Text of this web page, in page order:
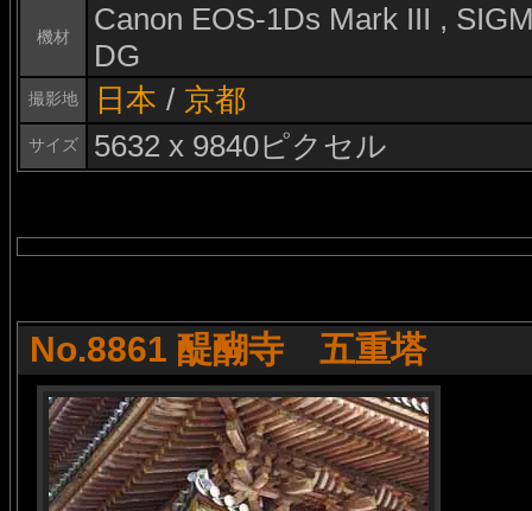
機材
Canon EOS-1Ds Mark III ,
DG
撮影地 日本 / 京都
サイズ 5632 x 9840ピクセル
No.8861 醍醐寺 五重塔